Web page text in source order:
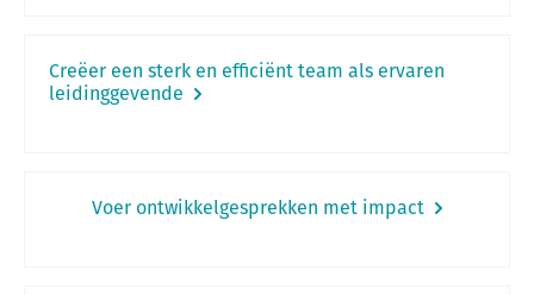
Creëer een sterk en efficiënt team als ervaren
leidinggevende
Voer ontwikkelgesprekken met impact